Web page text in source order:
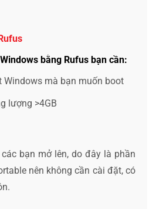
bằng Rufus bạn cần:
Windows mà bạn muốn boot
lượng >4GB
các bạn mở lên, do đây là phần
nên không cần cài đặt, có